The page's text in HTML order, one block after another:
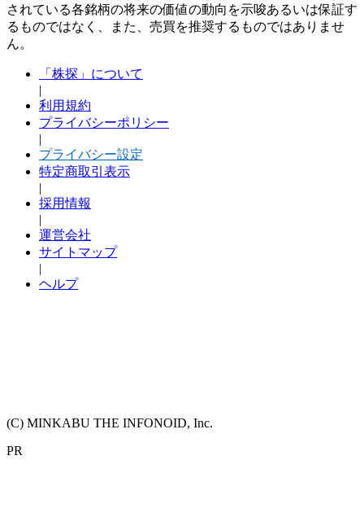
されている各銘柄の将来の価値の動向を示唆あるいは保証す
るものではなく、また、売買を推奨するものではありませ
ん。
「株探」について
|
利用規約
プライバシーポリシー
|
プライバシー設定
特定商取引表示
|
採用情報
|
運営会社
サイトマップ
|
ヘルプ
(C) MINKABU THE INFONOID, Inc.
PR